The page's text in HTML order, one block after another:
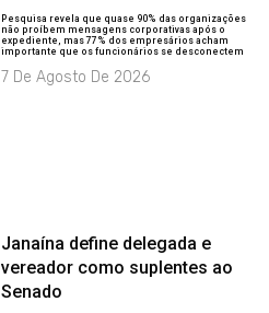
Pesquisa revela que quase 90% das organizações
não proíbem mensagens corporativas após o
expediente, mas 77% dos empresários acham
importante que os funcionários se desconectem
7 De Agosto De 2026
Janaína define delegada e
vereador como suplentes ao
Senado